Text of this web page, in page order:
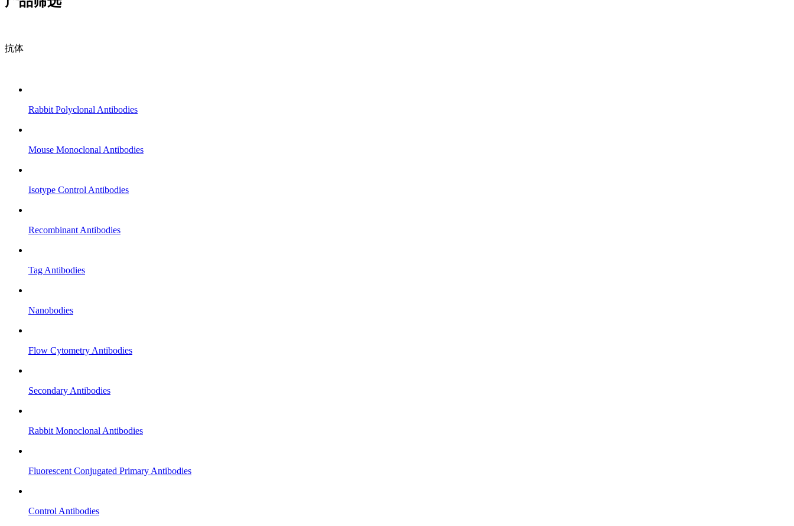
抗体
Rabbit Polyclonal Antibodies
Mouse Monoclonal Antibodies
Isotype Control Antibodies
Recombinant Antibodies
Tag Antibodies
Nanobodies
Flow Cytometry Antibodies
Secondary Antibodies
Rabbit Monoclonal Antibodies
Fluorescent Conjugated Primary Antibodies
Control Antibodies